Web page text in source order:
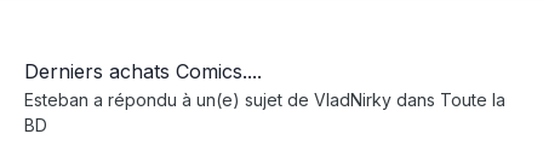
Derniers achats Comics....
Esteban a répondu à un(e) sujet de VladNirky dans Toute la
BD